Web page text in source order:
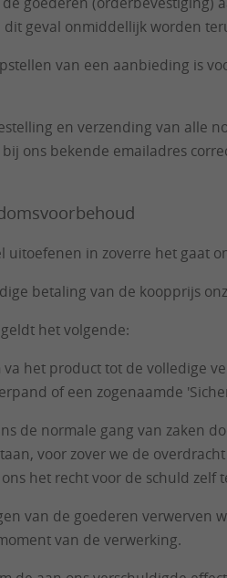
geval onmiddellijk worden
van een aanbieding is
en verzending van alle
ons bekende emailadres
uitoefenen in zoverre het gaat
betaling van de koopprijs
het volgende:
het product tot de volledige
of een zogenaamde
de normale gang van zaken
voor zover we de
het recht voor de schuld zelf
van de goederen verwerven
van de verwerking.